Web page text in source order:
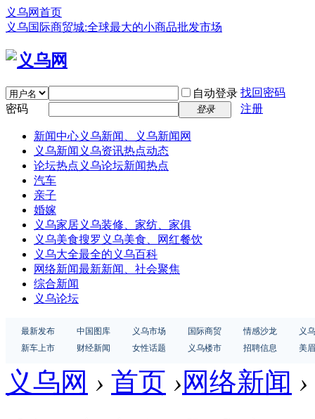
义乌网首页
义乌国际商贸城:全球最大的小商品批发市场
自动登录 找回密码
密码
登录 注册
新闻中心义乌新闻、义乌新闻网
义乌新闻 义乌资讯热点动态
论坛热点 义乌论坛新闻热点
汽车
亲子
婚嫁
义乌家居义乌装修、家纺、家俱
义乌美食搜罗义乌美食、网红餐饮
义乌大全最全的义乌百科
网络新闻最新新闻、社会聚焦
综合新闻
义乌论坛
最新发布 中国图库 义乌市场 国际商贸 情感沙龙
义
新车上市
财经新闻 女性话题 义乌楼市 招聘信息 美
义乌网 › 首页 ›网络新闻 ›